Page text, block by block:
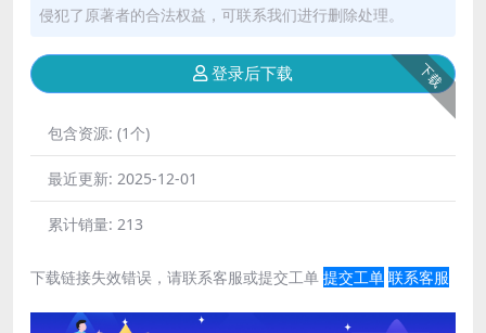
侵犯了原著者的合法权益，可联系我们进行删除处理。
下载
登录后下载
包含资源: (1个)
最近更新: 2025-12-01
累计销量: 213
下载链接失效错误，请联系客服或提交工单 提交工单 联系客服